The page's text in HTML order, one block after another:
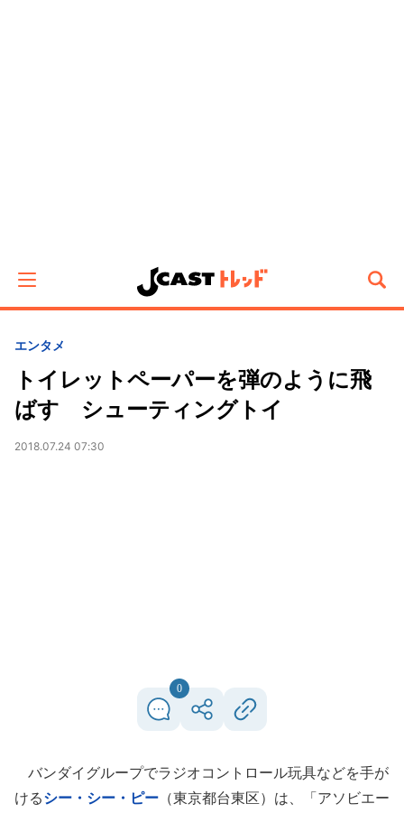
エンタメ
トイレットペーパーを弾のように飛
ばす シューティングトイ
2018.07.24 07:30
0
バンダイグループでラジオコントロール玩具などを手が
けるシー・シー・ピー （東京都台東区）は、「アソビエー